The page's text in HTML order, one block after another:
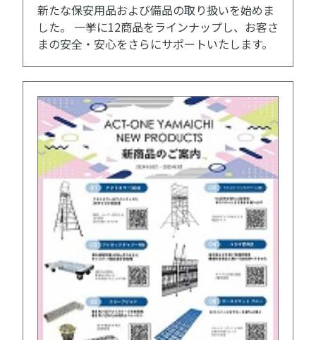
新たな保安用品および備品の取り扱いを始めま
した。 一挙に12商品をラインナップし、お客さ
まの安全・安心をさらにサポートいたします。